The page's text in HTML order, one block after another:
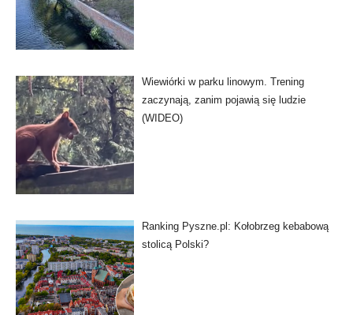
Wiewiórki w parku linowym. Trening
zaczynają, zanim pojawią się ludzie
(WIDEO)
Ranking Pyszne.pl: Kołobrzeg kebabową
stolicą Polski?